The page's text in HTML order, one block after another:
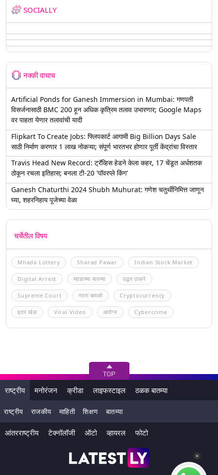
SOCIALLY
नक्की वाचाच
Artificial Ponds for Ganesh Immersion in Mumbai: गणपती
विसर्जनासाठी BMC 200 हून अधिक कृत्रिम तलाव उभारणार; Google Maps
वर पाहता येणार तलावांची यादी
Flipkart To Create Jobs: फ्लिपकार्ट आगामी Big Billion Days Sale
साठी निर्माण करणार 1 लाख नोकऱ्या; संपूर्ण भारतभर होणार पूर्ती केंद्रांचा विस्तार
Travis Head New Record: ट्रॅव्हिस हेडने केला कहर, 17 चेंडूत अर्धशतक
ठोकून रचला इतिहास; बनला टी-20 'पॉवरप्ले किंग'
Ganesh Chaturthi 2024 Shubh Muhurat: गणेश चतुर्थीनिमित्त जाणून
घ्या, शहरनिहाय पूजेच्या वेळा
चर्चेतील विषय
Mhada Lottery Sharad Pawar Indian Stock Market
Digital Arrest म्हाडाच्या बातम्या उद्धव ठाकरे
Supreme Court नवरा बायको Cryptocurrency
इतर खेळ Viral Video आरोग्य Cybercrime
राष्ट्रीय मनोरंजन क्रीडा लाइफस्टाइल ठळक बातम्या
राष्ट्रीय राजकीय माहिती शिक्षण बातम्या
आंतरराष्ट्रीय टेक्नॉलॉजी ऑटो व्हायरल फोटो